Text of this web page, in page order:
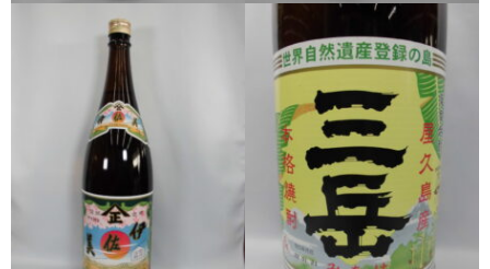
リキュール
ウヰスキー
中馬酒店オリジナル
全取扱商品
森伊蔵酒造